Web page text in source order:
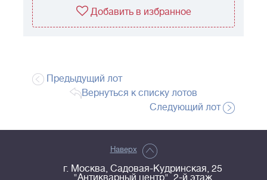
Добавить в избранное
Предыдущий лот
Вернуться к списку лотов
Следующий лот
Наверх
г. Москва, Садовая-Кудринская, 25
"Антикварный центр", 2-й этаж